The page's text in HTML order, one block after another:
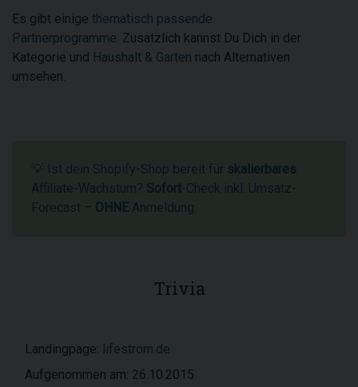
Es gibt einige thematisch passende
Partnerprogramme. Zusätzlich kannst Du Dich in der
Kategorie und Haushalt & Garten nach Alternativen
umsehen.
💡 Ist dein Shopify-Shop bereit für skalierbares
Affiliate-Wachstum? Sofort-Check inkl. Umsatz-
Forecast – OHNE Anmeldung.
Trivia
Landingpage: lifestrom.de
Aufgenommen am: 26.10.2015